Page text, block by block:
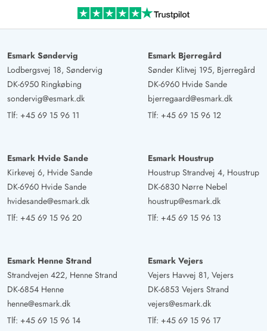
Esmark Søndervig
Lodbergsvej 18, Søndervig
DK-6950 Ringkøbing
sondervig@esmark.dk
Tlf: +45 69 15 96 11
Esmark Bjerregård
Sønder Klitvej 195, Bjerregård
DK-6960 Hvide Sande
bjerregaard@esmark.dk
Tlf: +45 69 15 96 12
Esmark Hvide Sande
Kirkevej 6, Hvide Sande
DK-6960 Hvide Sande
hvidesande@esmark.dk
Tlf: +45 69 15 96 20
Esmark Houstrup
Houstrup Strandvej 4, Houstrup
DK-6830 Nørre Nebel
houstrup@esmark.dk
Tlf: +45 69 15 96 13
Esmark Henne Strand
Strandvejen 422, Henne Strand
DK-6854 Henne
henne@esmark.dk
Tlf: +45 69 15 96 14
Esmark Vejers
Vejers Havvej 81, Vejers
DK-6853 Vejers Strand
vejers@esmark.dk
Tlf: +45 69 15 96 17